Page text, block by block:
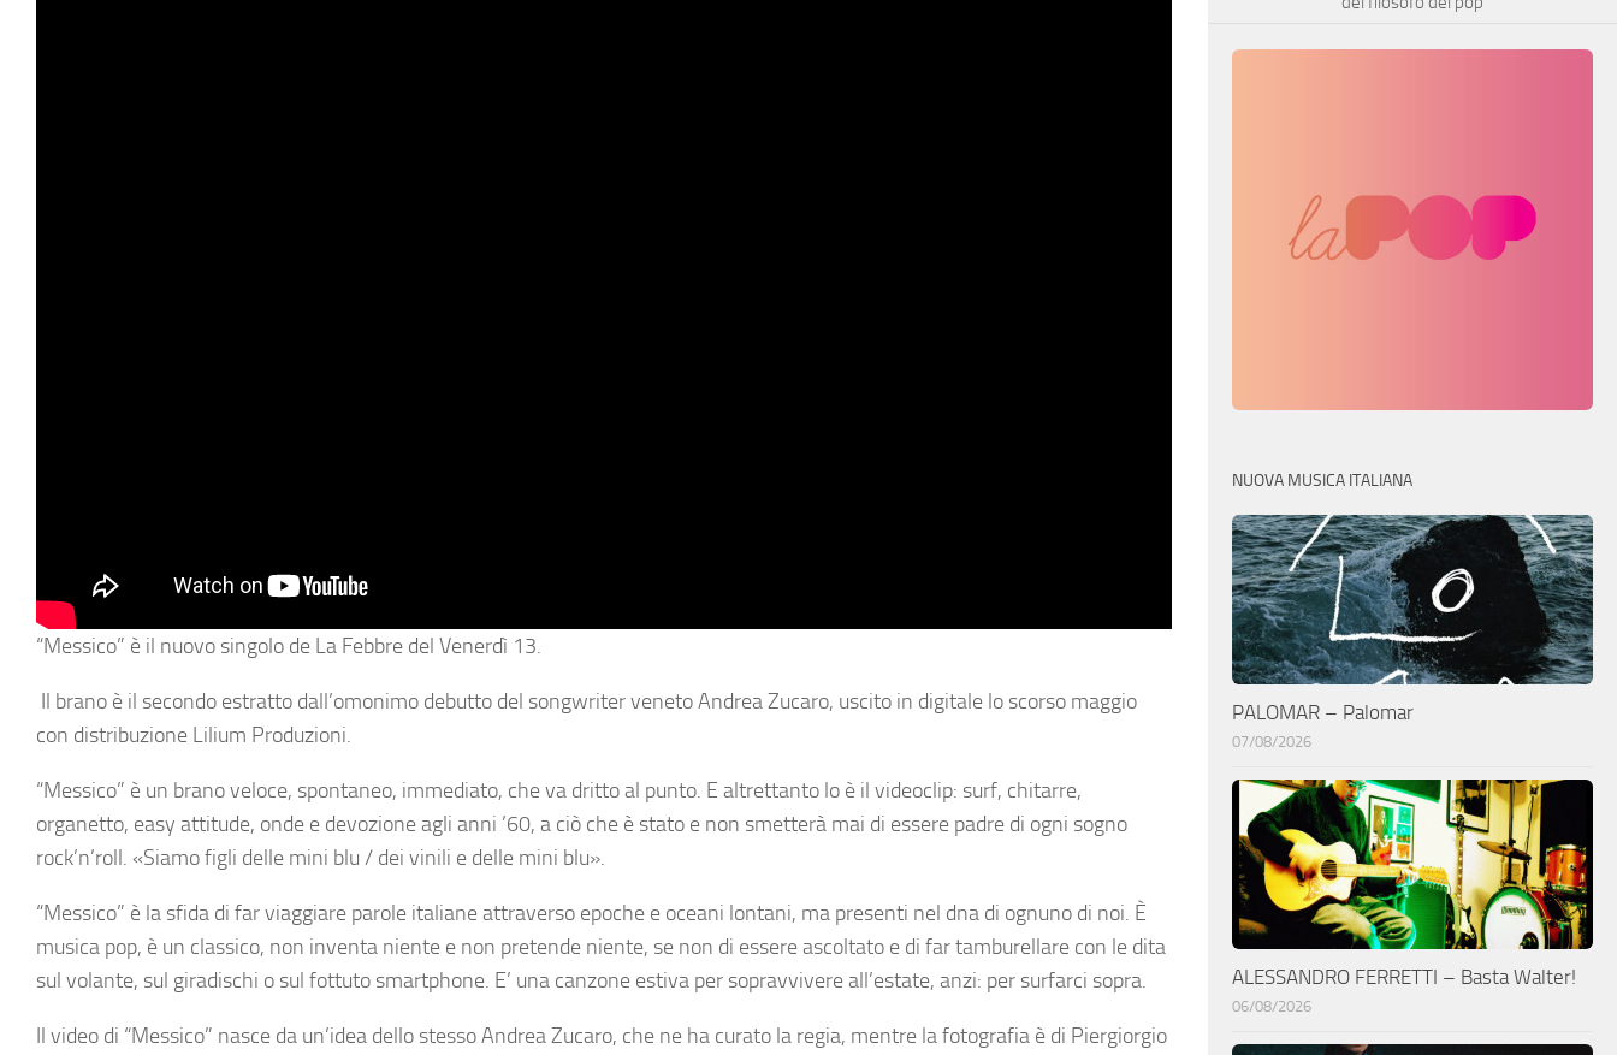
“Messico” è il nuovo singolo de La Febbre del Venerdì 13.
Il brano è il secondo estratto dall’omonimo debutto del songwriter veneto Andrea Zucaro, uscito in digitale lo scorso maggio
con distribuzione Lilium Produzioni.
“Messico” è un brano veloce, spontaneo, immediato, che va dritto al punto. E altrettanto lo è il videoclip: surf, chitarre,
organetto, easy attitude, onde e devozione agli anni ’60, a ciò che è stato e non smetterà mai di essere padre di ogni sogno
rock’n’roll. «Siamo figli delle mini blu / dei vinili e delle mini blu».
“Messico” è la sfida di far viaggiare parole italiane attraverso epoche e oceani lontani, ma presenti nel dna di ognuno di noi. È
musica pop, è un classico, non inventa niente e non pretende niente, se non di essere ascoltato e di far tamburellare con le dita
sul volante, sul giradischi o sul fottuto smartphone. E’ una canzone estiva per sopravvivere all’estate, anzi: per surfarci sopra.
Il video di “Messico” nasce da un’idea dello stessoAndrea Zucaro, che ne ha curato la regia, mentre la fotografia è di Piergiorgio
NUOVA MUSICA ITALIANA
PALOMAR – Palomar
07/08/2026
ALESSANDRO FERRETTI – Basta Walter!
06/08/2026